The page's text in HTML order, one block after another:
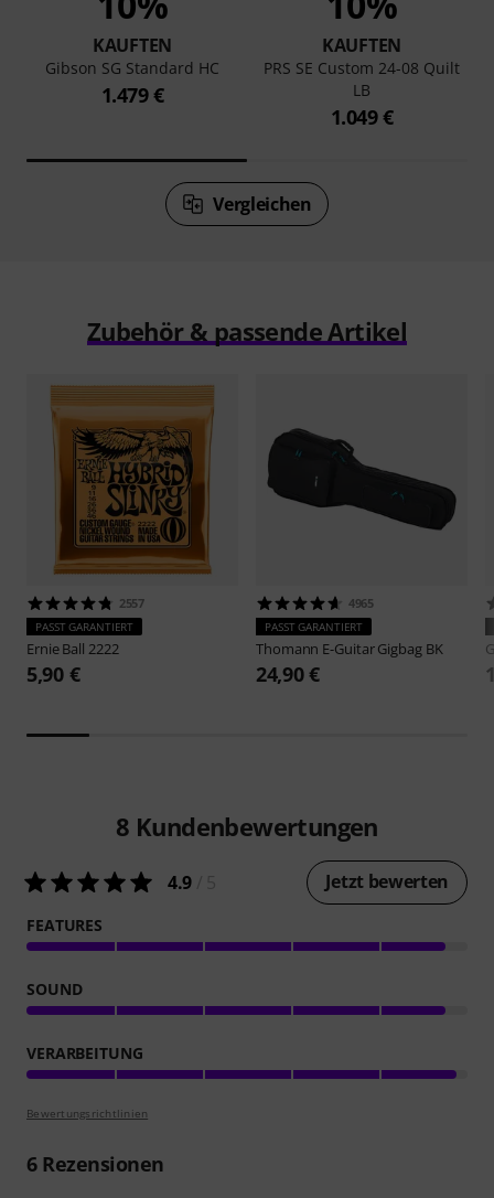
KAUFTEN
Gibson SG Standard HC
1.479 €
KAUFTEN
PRS SE Custom 24-08 Quilt
LB
1.049 €
Vergleichen
Zubehör & passende Artikel
2557
PASST GARANTIERT
Ernie Ball 2222
5,90 €
4965
PASST GARANTIERT
Thomann E-Guitar Gigbag BK
24,90 €
8 Kundenbewertungen
4.9 Jetzt bewerten
FEATURES
SOUND
VERARBEITUNG
Bewertungsrichtlinien
6Rezensionen